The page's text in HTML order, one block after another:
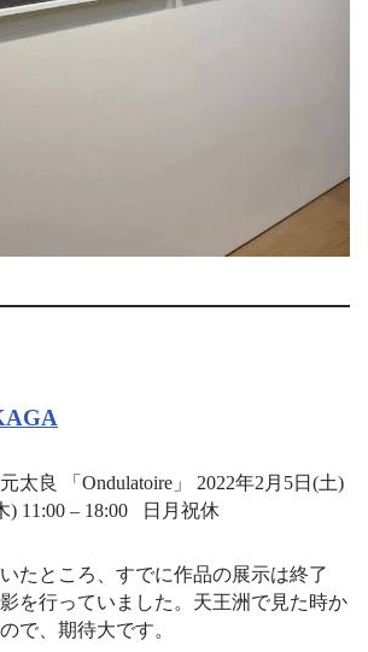
良 「Ondulatoire」 2022年2月5日(土)
) 11:00 – 18:00 日月祝休
たところ、すでに作品の展示は終了
を行っていました。天王洲で見た時か
で、期待大です。